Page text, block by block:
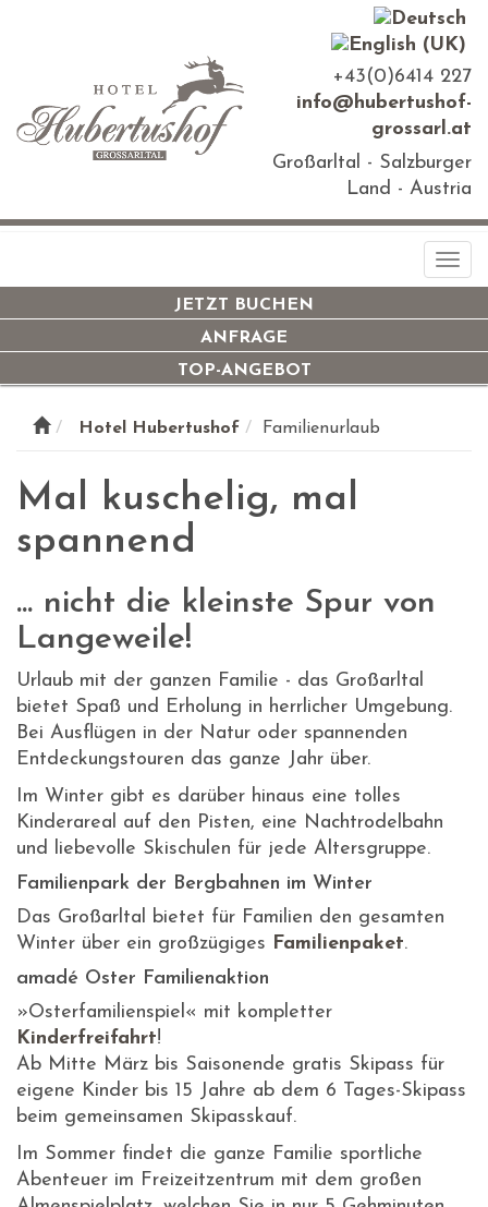
+43(0)6414 227
info@hubertushof-
grossarl.at
Großarltal - Salzburger
Land - Austria
JETZT BUCHEN
ANFRAGE
TOP-ANGEBOT
Hotel Hubertushof Familienurlaub
Mal kuschelig, mal
spannend
... nicht die kleinste Spur von
Langeweile!
Urlaub mit der ganzen Familie - das Großarltal
bietet Spaß und Erholung in herrlicher Umgebung.
Bei Ausflügen in der Natur oder spannenden
Entdeckungstouren das ganze Jahr über.
Im Winter gibt es darüber hinaus eine tolles
Kinderareal auf den Pisten, eine Nachtrodelbahn
und liebevolle Skischulen für jede Altersgruppe.
Familienpark der Bergbahnen im Winter
Das Großarltal bietet für Familien den gesamten
Winter über ein großzügiges Familienpaket.
amadé Oster Familienaktion
»Osterfamilienspiel« mit kompletter
Kinderfreifahrt!
Ab Mitte März bis Saisonende gratis Skipass für
eigene Kinder bis 15 Jahre ab dem 6 Tages-Skipass
beim gemeinsamen Skipasskauf.
Im Sommer findet die ganze Familie sportliche
Abenteuer im Freizeitzentrum mit dem großen